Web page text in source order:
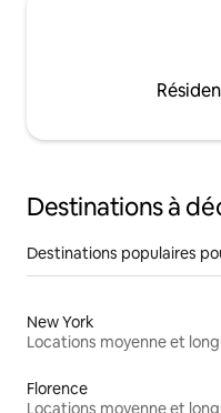
Destinations à
Destinations populaires
New York
Florence